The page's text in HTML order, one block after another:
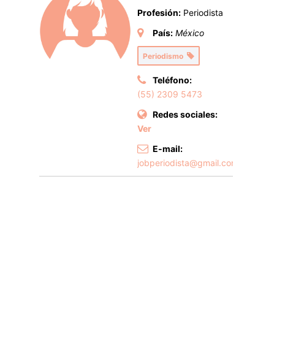
Profesión: Periodista
País: México
Periodismo
Teléfono:
(55) 2309 5473
Redes sociales:
Ver
E-mail:
jobperiodista@gmail.com